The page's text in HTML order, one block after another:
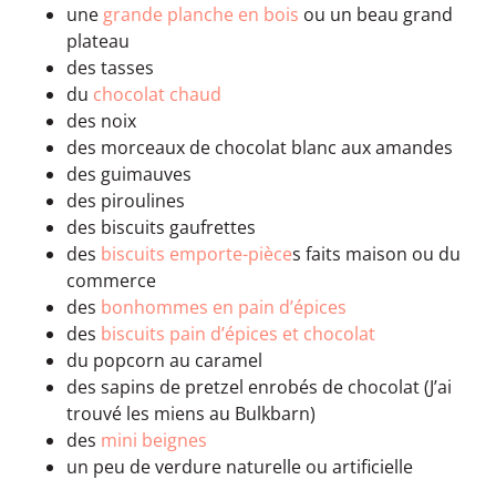
une grande planche en bois ou un beau grand
plateau
des tasses
du chocolat chaud
des noix
des morceaux de chocolat blanc aux amandes
des guimauves
des piroulines
des biscuits gaufrettes
des biscuits emporte-pièces faits maison ou du
commerce
des bonhommes en pain d’épices
des biscuits pain d’épices et chocolat
du popcorn au caramel
des sapins de pretzel enrobés de chocolat (J’ai
trouvé les miens au Bulkbarn)
des mini beignes
un peu de verdure naturelle ou artificielle